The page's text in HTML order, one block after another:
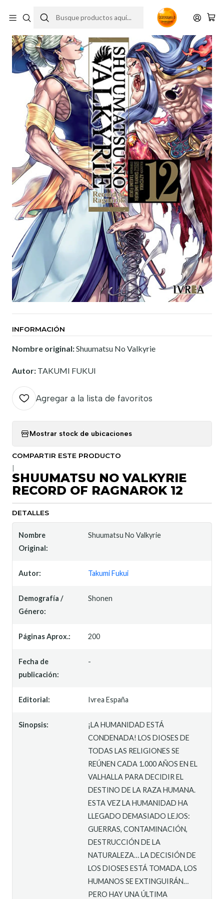
INFORMACIÓN
Nombre original:Shuumatsu No Valkyrie
Autor: TAKUMI FUKUI
Agregar a la lista de favoritos
Mostrar stock de ubicaciones
COMPARTIR ESTE PRODUCTO
SHUUMATSU NO VALKYRIE
RECORD OF RAGNAROK 12
DETALLES
Nombre
Original:
Shuumatsu No Valkyrie
Autor: Takumi Fukui
Demografía /
Género:
Shonen
Páginas Aprox.: 200
Fecha de
publicación:
-
Editorial: Ivrea España
Sinopsis:
¡LA HUMANIDAD ESTÁ
CONDENADA! LOS DIOSES DE
TODAS LAS RELIGIONES SE
REÚNEN CADA 1.000 AÑOS EN EL
VALHALLA PARA DECIDIR EL
DESTINO DE LA RAZA HUMANA.
ESTA VEZ LA HUMANIDAD HA
LLEGADO DEMASIADO LEJOS:
GUERRAS, CONTAMINACIÓN,
DESTRUCCIÓN DE LA
NATURALEZA… LA DECISIÓN DE
LOS DIOSES ESTÁ TOMADA, LOS
HUMANOS SE EXTINGUIRÁN…
PERO HAY UNA ÚLTIMA